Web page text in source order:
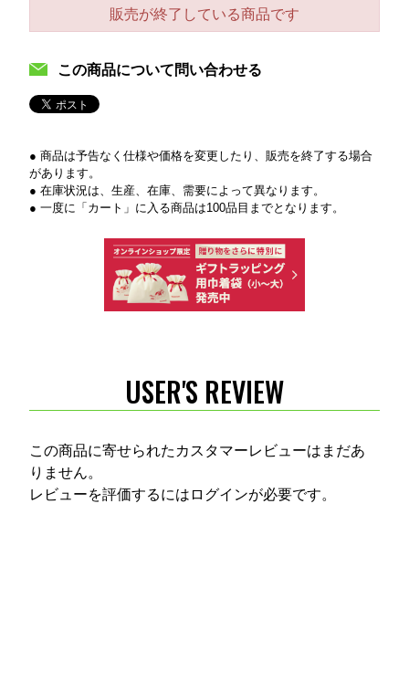
販売が終了している商品です
この商品について問い合わせる
● 商品は予告なく仕様や価格を変更したり、販売を終了する場合
があります。
● 在庫状況は、生産、在庫、需要によって異なります。
● 一度に「カート」に入る商品は100品目までとなります。
USER'S REVIEW
この商品に寄せられたカスタマーレビューはまだあ
りません。
レビューを評価するには ログインが必要です。